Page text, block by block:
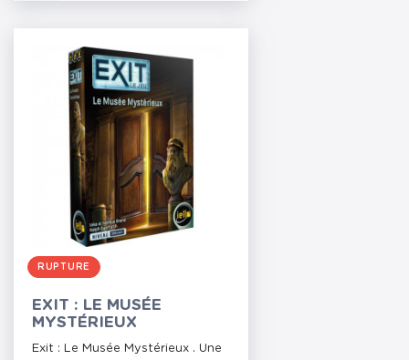
RUPTURE
EXIT : LE MUSÉE
MYSTÉRIEUX
Exit : Le Musée Mystérieux . Une